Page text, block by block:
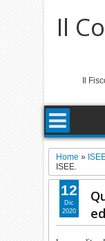
Il
Il
Home »
ISEE.
12
Dic
2020